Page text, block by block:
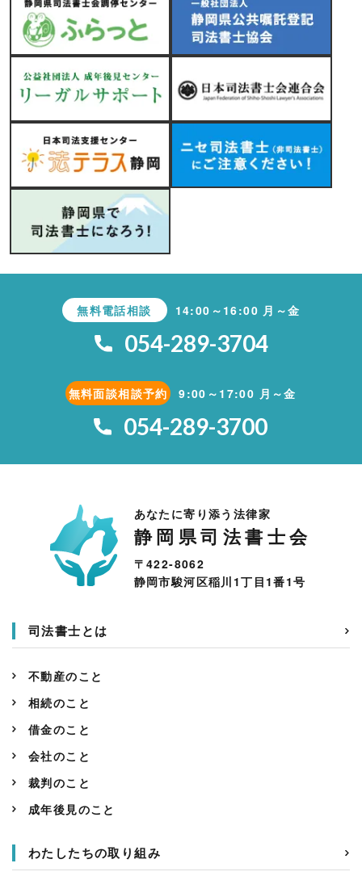
無料電話相談 14:00～16:00 月～金
054-289-3704
無料面談相談予約 9:00～17:00 月～金
054-289-3700
あなたに寄り添う法律家
静岡県司法書士会
〒422-8062
静岡市駿河区稲川1丁目1番1号
司法書士とは
不動産のこと
相続のこと
借金のこと
会社のこと
裁判のこと
成年後見のこと
わたしたちの取り組み